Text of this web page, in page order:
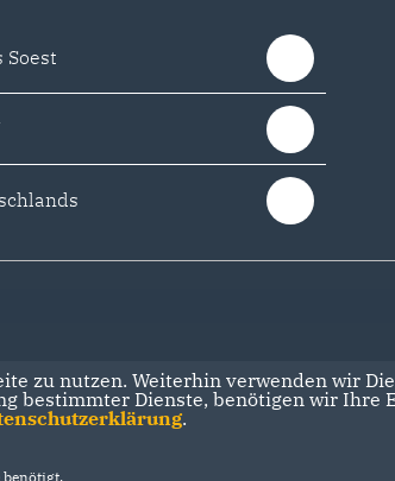
Soest
zu nutzen. Weiterhin verwenden wir
bestimmter Dienste, benötigen wir
.
benötigt.